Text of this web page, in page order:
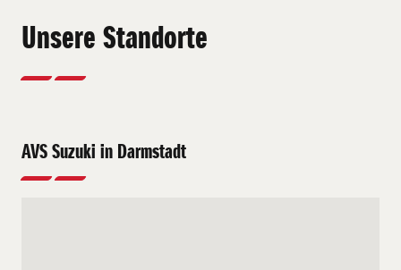
Unsere Standorte
AVS Suzuki in Darmstadt